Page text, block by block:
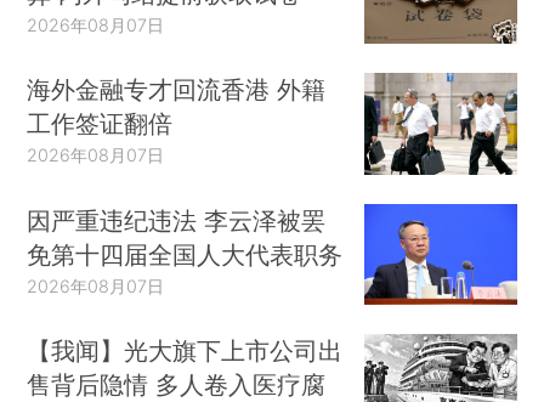
2026年08月07日
海外金融专才回流香港 外籍
工作签证翻倍
2026年08月07日
因严重违纪违法 李云泽被罢
免第十四届全国人大代表职务
2026年08月07日
【我闻】光大旗下上市公司出
售背后隐情 多人卷入医疗腐